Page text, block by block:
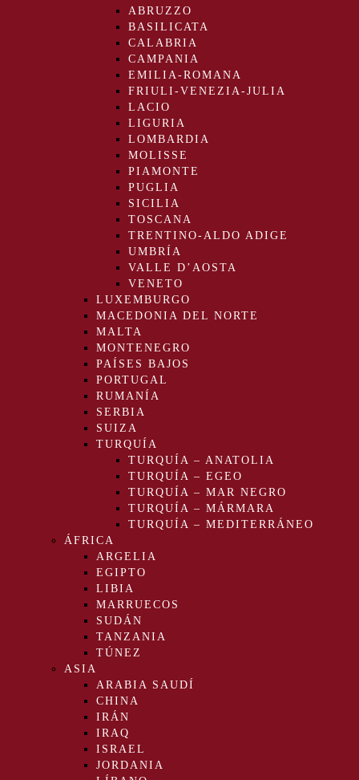
ABRUZZO
BASILICATA
CALABRIA
CAMPANIA
EMILIA-ROMANA
FRIULI-VENEZIA-JULIA
LACIO
LIGURIA
LOMBARDIA
MOLISSE
PIAMONTE
PUGLIA
SICILIA
TOSCANA
TRENTINO-ALDO ADIGE
UMBRÍA
VALLE D’AOSTA
VENETO
LUXEMBURGO
MACEDONIA DEL NORTE
MALTA
MONTENEGRO
PAÍSES BAJOS
PORTUGAL
RUMANÍA
SERBIA
SUIZA
TURQUÍA
TURQUÍA – ANATOLIA
TURQUÍA – EGEO
TURQUÍA – MAR NEGRO
TURQUÍA – MÁRMARA
TURQUÍA – MEDITERRÁNEO
ÁFRICA
ARGELIA
EGIPTO
LIBIA
MARRUECOS
SUDÁN
TANZANIA
TÚNEZ
ASIA
ARABIA SAUDÍ
CHINA
IRÁN
IRAQ
ISRAEL
JORDANIA